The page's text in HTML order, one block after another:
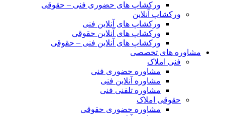
ورکشاپ های حضوری فنی – حقوقی
ورکشاپ آنلاین
ورکشاپ های آنلاین فنی
ورکشاپ های آنلاین حقوقی
ورکشاپ های آنلاین فنی – حقوقی
مشاوره های تخصصی
فنی املاک
مشاوره حضوری فنی
مشاوره آنلاین فنی
مشاوره تلفنی فنی
حقوقی املاک
مشاوره حضوری حقوقی